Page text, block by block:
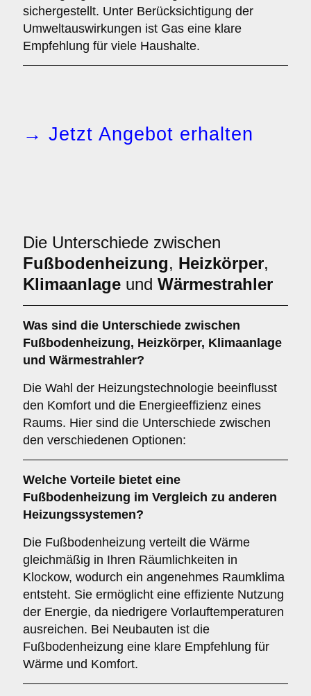
sichergestellt. Unter Berücksichtigung der
Umweltauswirkungen ist Gas eine klare
Empfehlung für viele Haushalte.
→ Jetzt Angebot erhalten
Die Unterschiede zwischen
Fußbodenheizung, Heizkörper,
Klimaanlage und Wärmestrahler
Was sind die Unterschiede zwischen
Fußbodenheizung, Heizkörper, Klimaanlage
und Wärmestrahler?
Die Wahl der Heizungstechnologie beeinflusst
den Komfort und die Energieeffizienz eines
Raums. Hier sind die Unterschiede zwischen
den verschiedenen Optionen:
Welche Vorteile bietet eine
Fußbodenheizung im Vergleich zu anderen
Heizungssystemen?
Die Fußbodenheizung verteilt die Wärme
gleichmäßig in Ihren Räumlichkeiten in
Klockow, wodurch ein angenehmes Raumklima
entsteht. Sie ermöglicht eine effiziente Nutzung
der Energie, da niedrigere Vorlauftemperaturen
ausreichen. Bei Neubauten ist die
Fußbodenheizung eine klare Empfehlung für
Wärme und Komfort.